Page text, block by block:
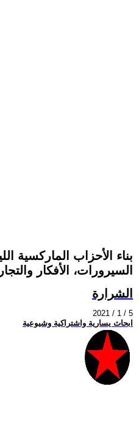
بناء الأحزاب الماركسية
السيرورات، الأفكار
الشرارة
2021 / 1 / 5
ابحاث يسارية واشتراكية وشيوعية